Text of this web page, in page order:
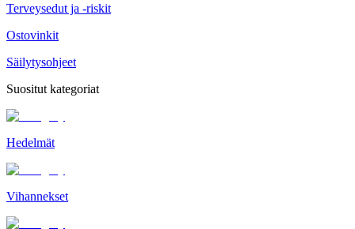
Terveysedut ja -riskit
Ostovinkit
Säilytysohjeet
Suositut kategoriat
Hedelmät
Vihannekset